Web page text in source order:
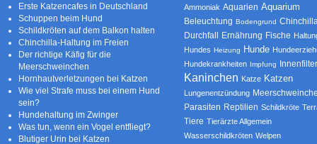
Erste Katzencafes in Deutschland
Schuppen beim Hund
Schildkröten auf dem Balkon halten
Chinchilla-Haltung im Freien
Der richtige Käfig für die
Meerschweinchen
Hornhautverletzungen bei Katzen
Wie viel Strafe muss bei einem Hund
sein?
Hundehaltung im Zwinger
Was tun, wenn ein Vogel entfliegt?
Blutiger Urin bei Katzen
Ammoniak Aquarien Aquarium
Beleuchtung Bodengrund
Durchfall Ernährung Fische
Hundes Heizung Hunde
Hundekrankheiten Impfung
Kaninchen Katze Katzen
Lungenentzündung
Parasiten Reptilien Schildkröte
Tiere Tierärzte Allgemein
Wasserschildkröten Welpen